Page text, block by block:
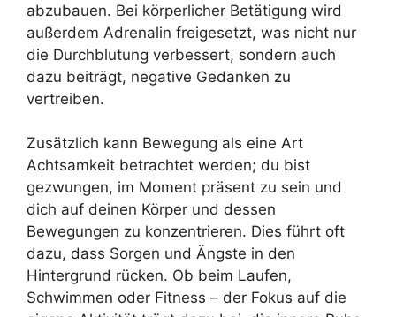
abzubauen. Bei körperlicher Betätigung wird
außerdem Adrenalin freigesetzt, was nicht nur
die Durchblutung verbessert, sondern auch
dazu beiträgt, negative Gedanken zu
vertreiben.
Zusätzlich kann Bewegung als eine Art
Achtsamkeit betrachtet werden; du bist
gezwungen, im Moment präsent zu sein und
dich auf deinen Körper und dessen
Bewegungen zu konzentrieren. Dies führt oft
dazu, dass Sorgen und Ängste in den
Hintergrund rücken. Ob beim Laufen,
Schwimmen oder Fitness – der Fokus auf die